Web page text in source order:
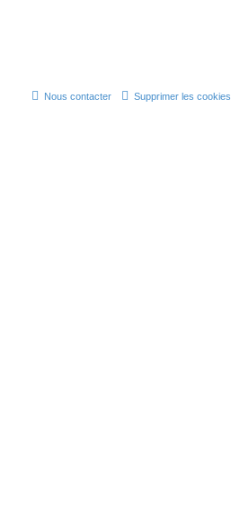
Supprimer les cookies
Nous contacter